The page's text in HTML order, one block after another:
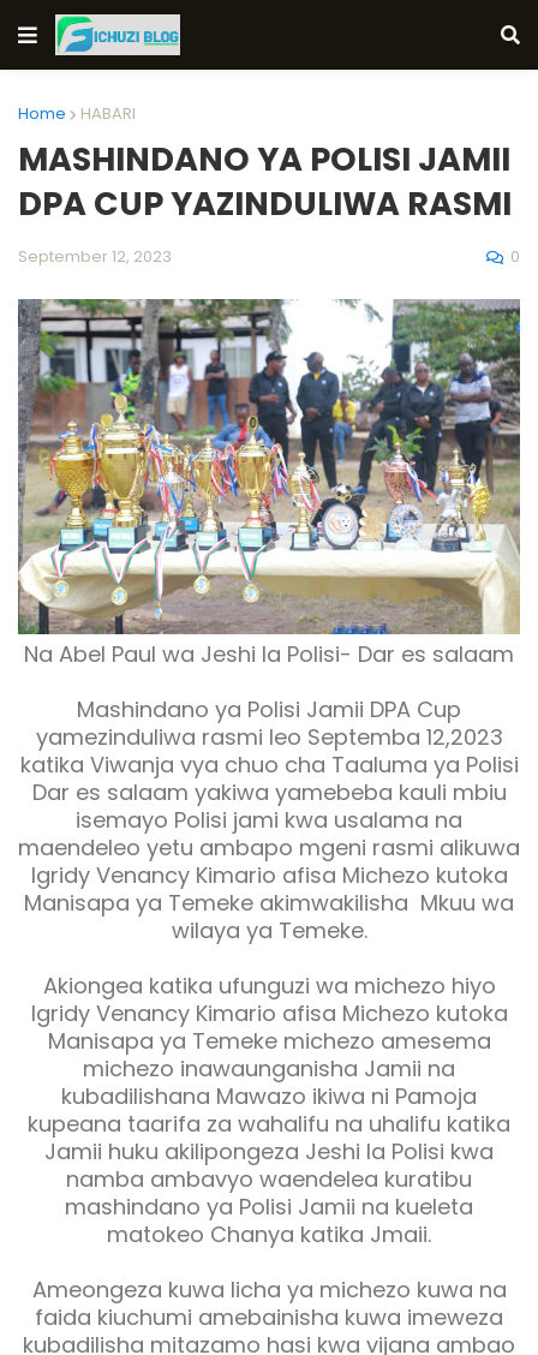
Home HABARI
MASHINDANO YA POLISI JAMII
DPA CUP YAZINDULIWA RASMI
September 12, 2023 0
Na Abel Paul wa Jeshi la Polisi- Dar es salaam
Mashindano ya Polisi Jamii DPA Cup
yamezinduliwa rasmi leo Septemba 12,2023
katika Viwanja vya chuo cha Taaluma ya Polisi
Dar es salaam yakiwa yamebeba kauli mbiu
isemayo Polisi jami kwa usalama na
maendeleo yetu ambapo mgeni rasmi alikuwa
Igridy Venancy Kimario afisa Michezo kutoka
Manisapa ya Temeke akimwakilisha Mkuu wa
wilaya ya Temeke.
Akiongea katika ufunguzi wa michezo hiyo
Igridy Venancy Kimario afisa Michezo kutoka
Manisapa ya Temeke michezo amesema
michezo inawaunganisha Jamii na
kubadilishana Mawazo ikiwa ni Pamoja
kupeana taarifa za wahalifu na uhalifu katika
Jamii huku akilipongeza Jeshi la Polisi kwa
namba ambavyo waendelea kuratibu
mashindano ya Polisi Jamii na kueleta
matokeo Chanya katika Jmaii.
Ameongeza kuwa licha ya michezo kuwa na
faida kiuchumi amebainisha kuwa imeweza
kubadilisha mitazamo hasi kwa vijana ambao